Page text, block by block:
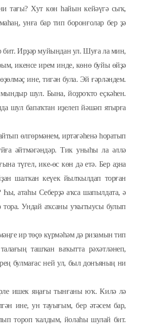
тағы? Хут көн һайын кейәүгә сыҡ,
унға бар тип боронғолар бер ҙә
бит. Ирҙәр муйындан ул. Шуға ла мин,
икенсе ирем инде, көнө буйы өйҙә
ине, тигән була. Эй ғәрләндем.
шул. Бына, йоҙроҡто еҫкәһен.
шул бапаҡтан иҙелеп йәшәп ятырға
өлгөрмәнем, иртәгәһенә һоратып
әйтмәгәндәр. Тик уныһы ла әллә
түгел, ике-өс көн дә етә. Бер аҙна
шалҡан кеүек йылҡылдап торған
атаһы Себерҙә аҡса шапылдата, ә
Ундай аҡсаны уҡытыусы булып
ир төҫө күрмәһәм дә ризамын тип
ташҡан ваҡытта рәхәтләнеп,
булмағас ней ул, был донъяның ни
ишек яңағы тынғаны юҡ. Килә лә
ине, ун тауығым, бер әтәсем бар,
тороп ҡалдым, йолаһы шулай бит.